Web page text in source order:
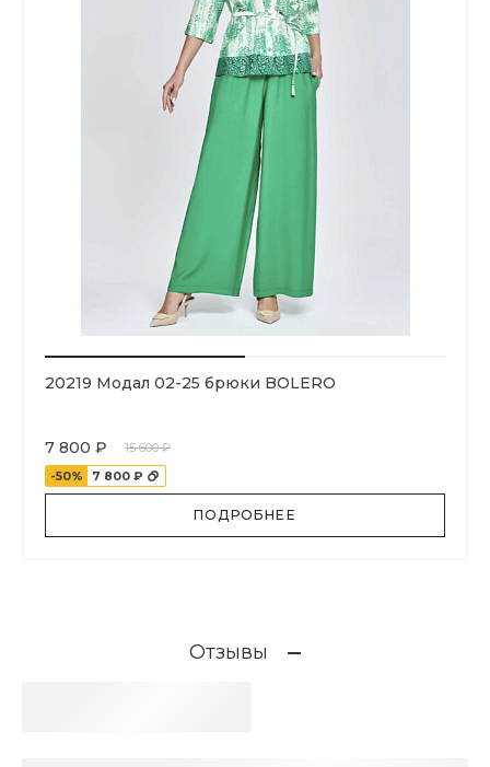
20219 Модал 02-25 брюки BOLERO
7 800 ₽
15 600 ₽
-50%
7 800 ₽
ПОДРОБНЕЕ
Отзывы